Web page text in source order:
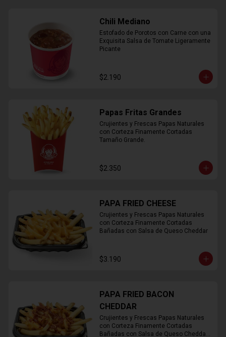
Chili Mediano
Estofado de Porotos con Carne con una
Exquisita Salsa de Tomate Ligeramente
Picante
$2.190
Papas Fritas Grandes
Crujientes y Frescas Papas Naturales
con Corteza Finamente Cortadas
Tamaño Grande.
$2.350
PAPA FRIED CHEESE
Crujientes y Frescas Papas Naturales
con Corteza Finamente Cortadas
Bañadas con Salsa de Queso Cheddar
$3.190
PAPA FRIED BACON
CHEDDAR
Crujientes y Frescas Papas Naturales
con Corteza Finamente Cortadas
Bañadas con Salsa de Queso Cheddar